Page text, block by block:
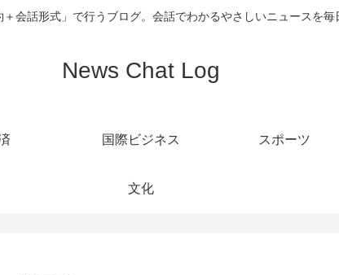
会話形式」で行うブログ。会話でわかるやさしいニュースを毎
News Chat Log
国際ビジネス スポーツ
文化